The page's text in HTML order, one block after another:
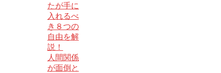
たが手に
入れるべ
き８つの
自由を解
説！
人間関係
が面倒と